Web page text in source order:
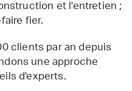
et l'entretien ;
fier.
clients par an depuis
une approche
d'experts.